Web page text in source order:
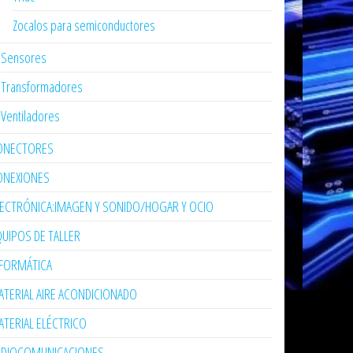
Zocalos para semiconductores
Sensores
Transformadores
Ventiladores
Y SONIDO/HOGAR Y OCIO
DE TALLER
AIRE ACONDICIONADO
ELÉCTRICO